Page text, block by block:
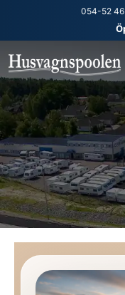
054-52 46